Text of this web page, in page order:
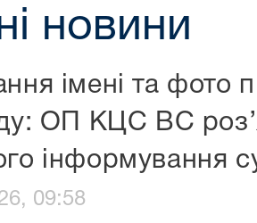
новини
імені та фото
ОП КЦС ВС
інформування
09:58